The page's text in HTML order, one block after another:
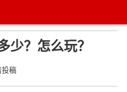
少？怎么玩？
投稿